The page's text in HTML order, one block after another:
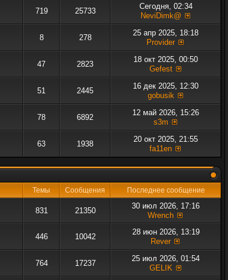
719 25733
Сегодня, 02:34
NeviDimk@
8 278
25 апр 2025, 18:18
Provider
47 2823
18 окт 2025, 00:50
Gefest
51 2445
16 дек 2025, 12:30
gobusik
78 6892
12 май 2026, 15:26
s3m
63 1938
20 окт 2025, 21:55
fa11en
Темы Сообщения Последнее сообщение
831 21350
30 июл 2026, 17:16
Wrench
446 10042
28 июн 2026, 13:19
Rever
764 17237
25 июл 2026, 01:54
GELIK